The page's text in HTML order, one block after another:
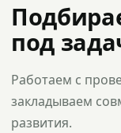
под
Работаем с
закладываем
развития.